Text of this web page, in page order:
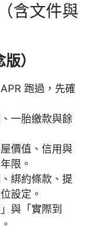
含文件與
）
跑過，先確
一胎繳款與餘
價值、信用與
限。
綁約條款、提
設定。
與「實際到